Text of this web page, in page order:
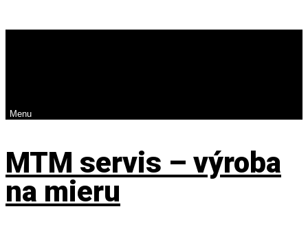
Menu
MTM servis – výroba
na mieru